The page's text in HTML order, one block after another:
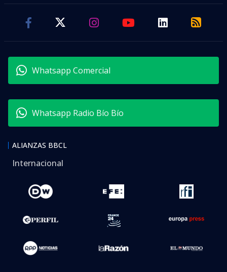
Whatsapp Comercial
Whatsapp Radio Bío Bío
ALIANZAS BBCL
Internacional